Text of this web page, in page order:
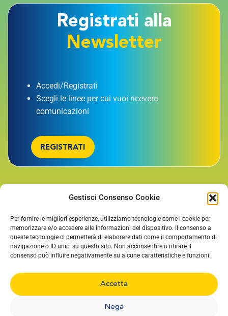
Gestisci Consenso Cookie
Per fornire le migliori esperienze, utilizziamo tecnologie come i cookie per
memorizzare e/o accedere alle informazioni del dispositivo. Il consenso a
queste tecnologie ci permetterà di elaborare dati come il comportamento di
navigazione o ID unici su questo sito. Non acconsentire o ritirare il
consenso può influire negativamente su alcune caratteristiche e funzioni.
Accetta
Nega
Registrati alla
Newsletter
Accedi/Registrati
Scegli le linee per cui vuoi ricevere
comunicazioni
REGISTRATI
©2023 STAR Mobility S.p.A. | Viale Italia, 100 – 26900 Lodi | P. IVA